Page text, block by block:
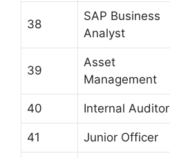
38
SAP Business
Analyst
39
Asset
Management
40 Internal Auditor
41 Junior Officer